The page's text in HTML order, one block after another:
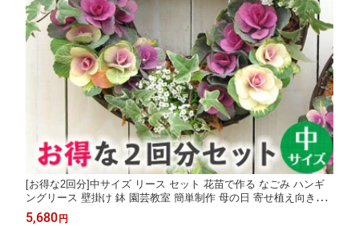
[お得な2回分]中サイズ リース セット 花苗で作る なごみ ハンギ
ングリース 壁掛け 鉢 園芸教室 簡単制作 母の日 寄せ植え向き
（カゴ中1＋水苔+専用土が2回分）
5,680円